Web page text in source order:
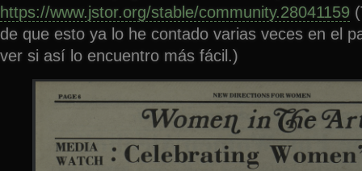
https://www.jstor.org/stable/community.28041159
de que esto ya lo he contado varias veces en el
ver si así lo encuentro más fácil.)